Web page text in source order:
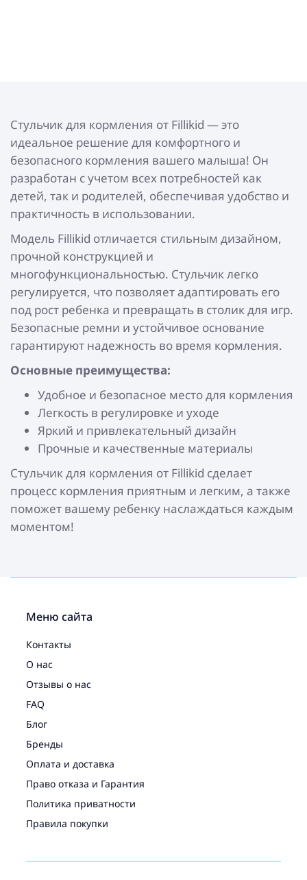
Стульчик для кормления от Fillikid — это
идеальное решение для комфортного и
безопасного кормления вашего малыша! Он
разработан с учетом всех потребностей как
детей, так и родителей, обеспечивая удобство и
практичность в использовании.
Модель Fillikid отличается стильным дизайном,
прочной конструкцией и
многофункциональностью. Стульчик легко
регулируется, что позволяет адаптировать его
под рост ребенка и превращать в столик для игр.
Безопасные ремни и устойчивое основание
гарантируют надежность во время кормления.
Основные преимущества:
Удобное и безопасное место для кормления
Легкость в регулировке и уходе
Яркий и привлекательный дизайн
Прочные и качественные материалы
Стульчик для кормления от Fillikid сделает
процесс кормления приятным и легким, а также
поможет вашему ребенку наслаждаться каждым
моментом!
Меню сайта
Контакты
О нас
Отзывы о нас
FAQ
Блог
Бренды
Оплата и доставка
Право отказа и Гарантия
Политика приватности
Правила покупки